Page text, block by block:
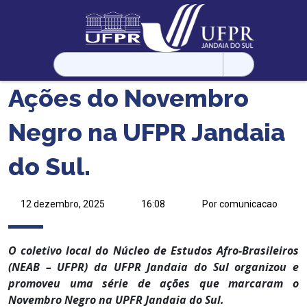
Pesquisar
por:
Ações do Novembro
Negro na UFPR Jandaia
do Sul.
12 dezembro, 2025 16:08 Por comunicacao
O coletivo local do Núcleo de Estudos Afro-Brasileiros
(NEAB – UFPR) da UFPR Jandaia do Sul organizou e
promoveu uma série de ações que marcaram o
Novembro Negro na UPFR Jandaia do Sul.